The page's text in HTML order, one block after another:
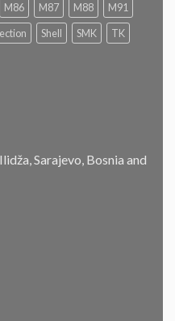
M86 M87 M88
M91
Shell SMK
TK
Sarajevo, Bosnia and